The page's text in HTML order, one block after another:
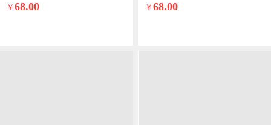
￥68.00
￥ 68.00